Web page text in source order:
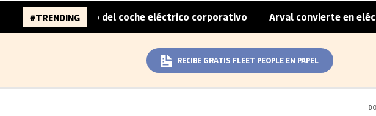
#TRENDINGdel coche eléctrico corporativo | Arval convierte en eléctrica el
RECIBE GRATIS FLEET PEOPLE EN PAPEL